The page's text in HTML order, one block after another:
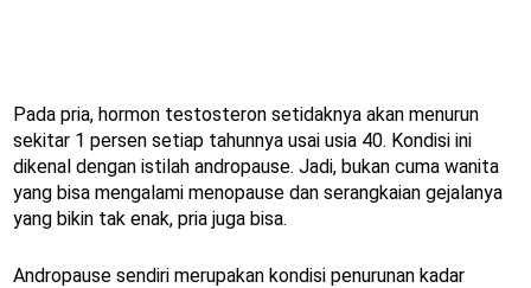
Pada pria, hormon testosteron setidaknya akan menurun
sekitar 1 persen setiap tahunnya usai usia 40. Kondisi ini
dikenal dengan istilah andropause. Jadi, bukan cuma wanita
yang bisa mengalami menopause dan serangkaian gejalanya
yang bikin tak enak, pria juga bisa.
Andropause sendiri merupakan kondisi penurunan kadar